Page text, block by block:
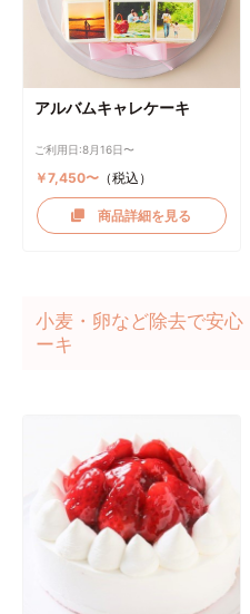
アルバムキャレケーキ
ご利用日:8月16日〜
￥7,450〜（税込）
商品詳細を見る
小麦・卵など除去で安
ーキ